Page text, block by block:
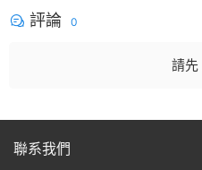
評論 0
請先
聯系我們